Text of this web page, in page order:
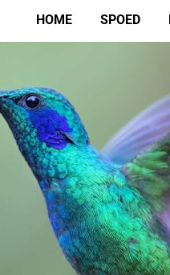
HOME SPOED